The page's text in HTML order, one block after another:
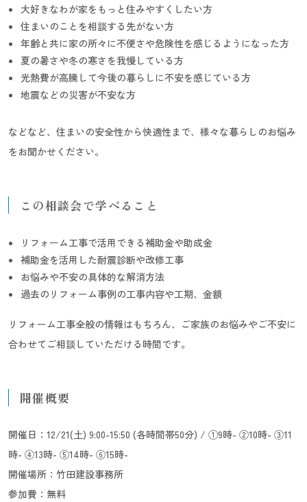
大好きなわが家をもっと住みやすくしたい方
住まいのことを相談する先がない方
年齢と共に家の所々に不便さや危険性を感じるようになった方
夏の暑さや冬の寒さを我慢している方
光熱費が高騰して今後の暮らしに不安を感じている方
地震などの災害が不安な方
などなど、住まいの安全性から快適性まで、様々な暮らしのお悩み
をお聞かせください。
この相談会で学べること
リフォーム工事で活用できる補助金や助成金
補助金を活用した耐震診断や改修工事
お悩みや不安の具体的な解消方法
過去のリフォーム事例の工事内容や工期、金額
リフォーム工事全般の情報はもちろん、ご家族のお悩みやご不安に
合わせてご相談していただける時間です。
開催概要
開催日：12/21(土) 9:00-15:50 (各時間帯50分) / ①9時- ②10時- ③11
時- ④13時- ⑤14時- ⑥15時-
開催場所：竹田建設事務所
参加費：無料